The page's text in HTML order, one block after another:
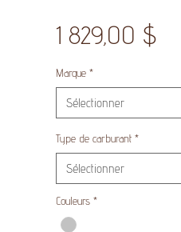
1 829,00 $Prix
Marque *
Sélectionner
Type de carburant *
Sélectionner
Couleurs *